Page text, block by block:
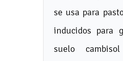
se usa para
inducidos para
suelo